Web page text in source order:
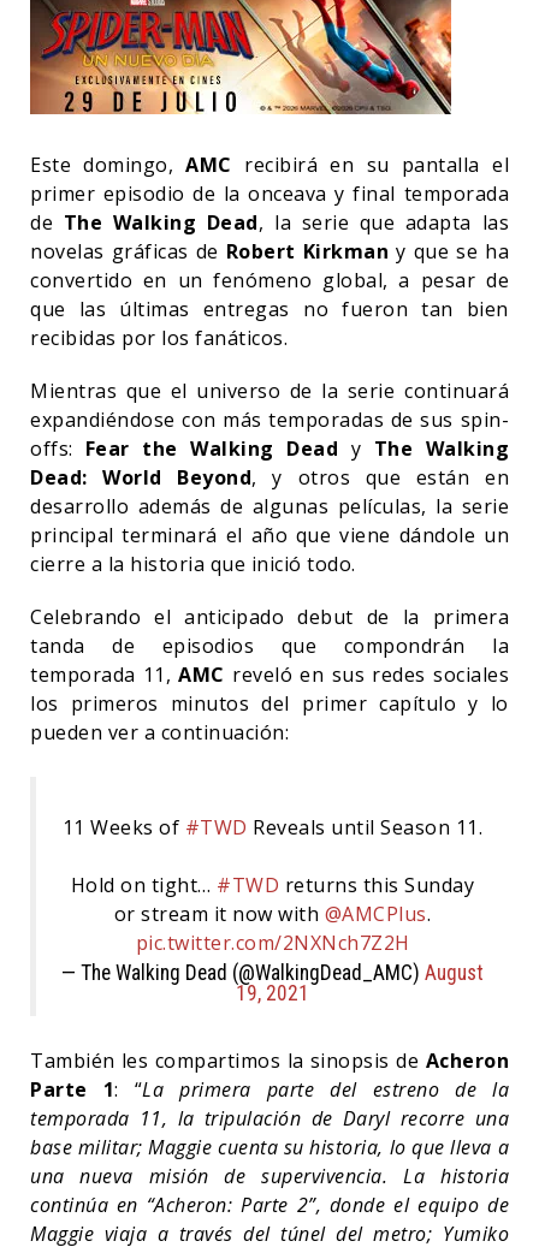
Este domingo,AMC recibirá en su pantalla el
primer episodio de la onceava y final temporada
de The Walking Dead, la serie que adapta las
novelas gráficas de Robert Kirkman y que se ha
convertido en un fenómeno global, a pesar de
que las últimas entregas no fueron tan bien
recibidas por los fanáticos.
Mientras que el universo de la serie continuará
expandiéndose con más temporadas de sus spin-
offs: Fear the Walking Dead y The Walking
Dead: World Beyond, y otros que están en
desarrollo además de algunas películas, la serie
principal terminará el año que viene dándole un
cierre a la historia que inició todo.
Celebrando el anticipado debut de la primera
tanda de episodios que compondrán la
temporada 11,AMC reveló en sus redes sociales
los primeros minutos del primer capítulo y lo
pueden ver a continuación:
11 Weeks of #TWD Reveals until Season 11.
Hold on tight… #TWD returns this Sunday
or stream it now with @AMCPlus.
pic.twitter.com/2NXNch7Z2H
— The Walking Dead (@WalkingDead_AMC) August
19, 2021
También les compartimos la sinopsis de Acheron
Parte 1: “La primera parte del estreno de la
temporada 11, la tripulación de Daryl recorre una
base militar; Maggie cuenta su historia, lo que lleva a
una nueva misión de supervivencia. La historia
continúa en “Acheron: Parte 2”, donde el equipo de
Maggie viaja a través del túnel del metro; Yumiko